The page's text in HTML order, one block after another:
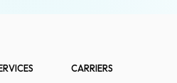
CARRIERS